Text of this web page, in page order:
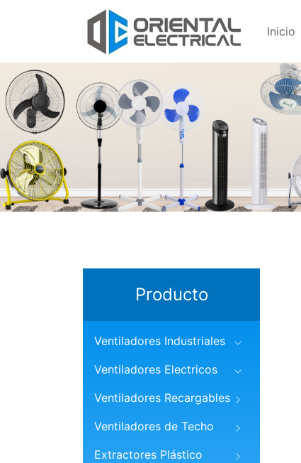
Inicio
Producto
Ventiladores Industriales
Ventiladores Electricos
Ventiladores Recargables
Ventiladores de Techo
Extractores Plástico